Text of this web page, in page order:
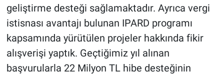
geliştirme desteği sağlamaktadır. Ayrıca vergi
istisnası avantajı bulunan IPARD programı
kapsamında yürütülen projeler hakkında fikir
alışverişi yaptık. Geçtiğimiz yıl alınan
başvurularla 22 Milyon TL hibe desteğinin